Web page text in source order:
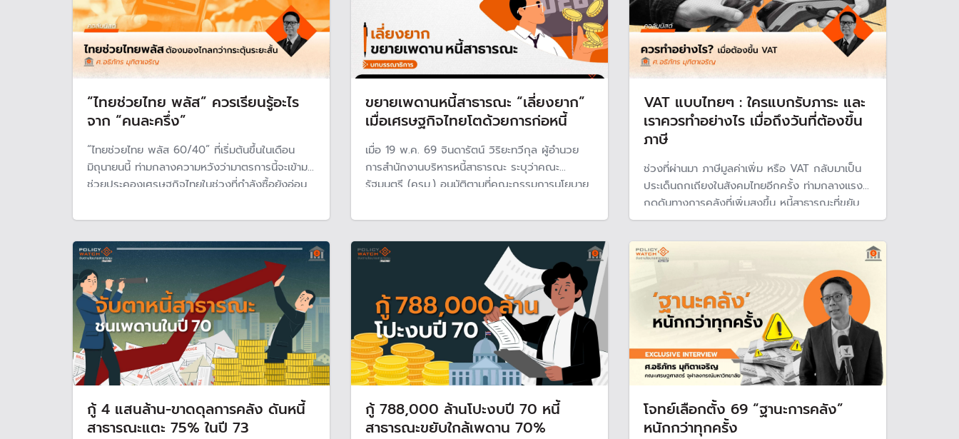
“ไทยช่วยไทย พลัส” ควรเรียนรู้อะไร
จาก “คนละครึ่ง”
“ไทยช่วยไทย พลัส 60/40” ที่เริ่มต้นขึ้นในเดือน
มิถุนายนนี้ ท่ามกลางความหวังว่ามาตรการนี้จะเข้ามา
ช่วยประคองเศรษฐกิจไทยในช่วงที่กำลังซื้อยังอ่อน
ผู้คนจำนวนไม่น้อยยังรู้สึกว่าค่าครองชีพเดินเร็วกว่า
ขยายเพดานหนี้สาธารณะ “เลี่ยงยาก”
เมื่อเศรษฐกิจไทยโตด้วยการก่อหนี้
เมื่อ 19 พ.ค. 69 จินดารัตน์ วิริยะทวีกุล ผู้อำนวย
การสำนักงานบริหารหนี้สาธารณะ ระบุว่าคณะ
รัฐมนตรี (ครม.) อนุมัติตามที่คณะกรรมการนโยบาย
บริหารหนี้สาธารณะ ประจำปีงบประมาณ พ.ศ. 2569
บริหารหนี้เป็นที่จับตากันอย่างมาก
VAT แบบไทยๆ : ใครแบกรับภาระ และ
เราควรทำอย่างไร เมื่อถึงวันที่ต้องขึ้น
ภาษี
ช่วงที่ผ่านมา ภาษีมูลค่าเพิ่ม หรือ VAT กลับมาเป็น
ประเด็นถกเถียงในสังคมไทยอีกครั้ง ท่ามกลางแรง
กดดันทางการคลังที่เพิ่มสูงขึ้น หนี้สาธารณะที่ขยับ
ขึ้นต่อเนื่อง ภาระดอกเบี้ยที่เริ่มกินพื้นที่งบประมาณ
เพื่อรองรับสังคมสูงวัยและภาระรายจ่ายในอนาคต
กู้ 4 แสนล้าน-ขาดดุลการคลัง ดันหนี้
สาธารณะแตะ 75% ในปี 73
กู้ 788,000 ล้านโปะงบปี 70 หนี้
สาธารณะขยับใกล้เพดาน 70%
โจทย์เลือกตั้ง 69 “ฐานะการคลัง”
หนักกว่าทุกครั้ง